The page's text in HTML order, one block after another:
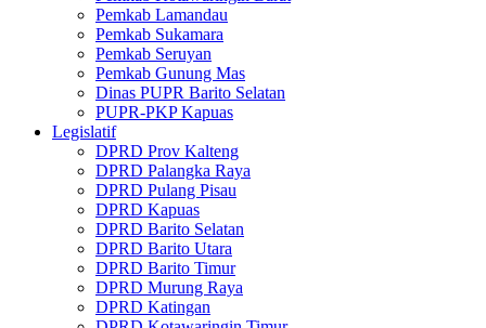
Pemkab Lamandau
Pemkab Sukamara
Pemkab Seruyan
Pemkab Gunung Mas
Dinas PUPR Barito Selatan
PUPR-PKP Kapuas
Legislatif
DPRD Prov Kalteng
DPRD Palangka Raya
DPRD Pulang Pisau
DPRD Kapuas
DPRD Barito Selatan
DPRD Barito Utara
DPRD Barito Timur
DPRD Murung Raya
DPRD Katingan